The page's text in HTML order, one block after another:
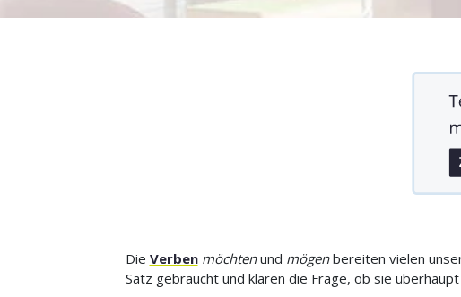
Die Verben möchtenund mögenbereiten vielen
Satz gebraucht und klären die Frage, ob sie überhaupt